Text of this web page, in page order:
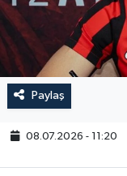
Paylaş
08.07.2026 - 11:20
RESMİ İLAN